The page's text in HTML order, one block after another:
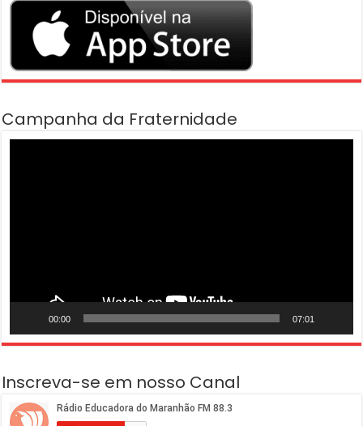
Campanha da Fraternidade
00:00 07:01
Inscreva-se em nosso Canal